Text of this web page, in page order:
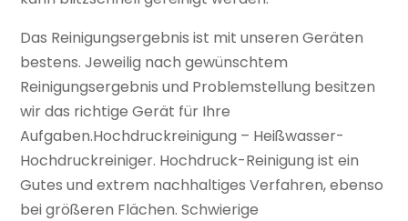
Das Reinigungsergebnis ist mit unseren Geräten
bestens. Jeweilig nach gewünschtem
Reinigungsergebnis und Problemstellung besitzen
wir das richtige Gerät für Ihre
Aufgaben.Hochdruckreinigung – Heißwasser-
Hochdruckreiniger. Hochdruck-Reinigung ist ein
Gutes und extrem nachhaltiges Verfahren, ebenso
bei größeren Flächen. Schwierige